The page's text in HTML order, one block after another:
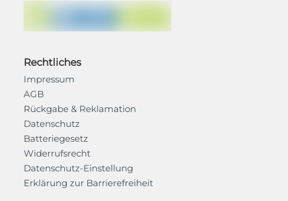
Rechtliches
Impressum
AGB
Rückgabe & Reklamation
Datenschutz
Batteriegesetz
Widerrufsrecht
Datenschutz-Einstellung
Erklärung zur Barrierefreiheit